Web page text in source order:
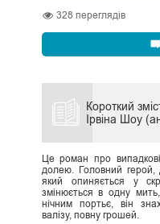
328 переглядів
Короткий
Ірвіна Шоу
Це роман про
долею. Головний герой,
який опиняється у
змінюється в одну
нічним портьє, він
валізу, повну грошей.